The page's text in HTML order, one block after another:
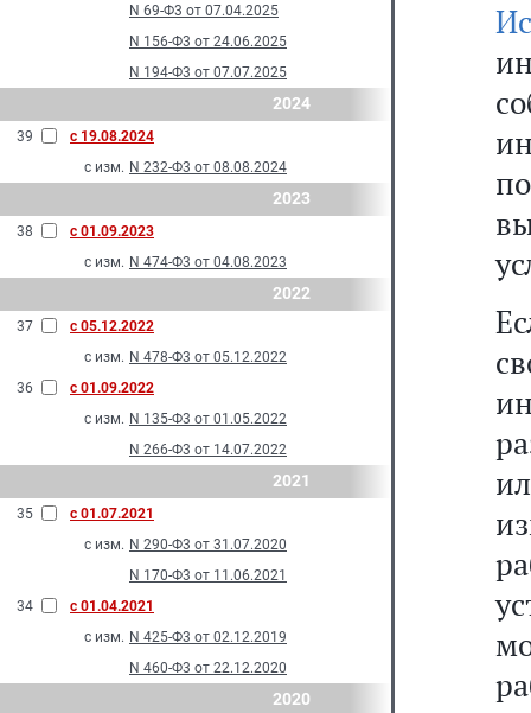
N 69-Ф3 от 07.04.2025
N 156-Ф3 от 24.06.2025
N 194-Ф3 от 07.07.2025
2024
39
с 19.08.2024
с изм. N 232-Ф3 от 08.08.2024
2023
38
с 01.09.2023
с изм. N 474-Ф3 от 04.08.2023
2022
37
с 05.12.2022
с изм. N 478-Ф3 от 05.12.2022
36
с 01.09.2022
с изм. N 135-Ф3 от 01.05.2022
N 266-Ф3 от 14.07.2022
2021
35
с 01.07.2021
с изм. N 290-Ф3 от 31.07.2020
N 170-Ф3 от 11.06.2021
34
с 01.04.2021
с изм. N 425-Ф3 от 02.12.2019
N 460-Ф3 от 22.12.2020
2020